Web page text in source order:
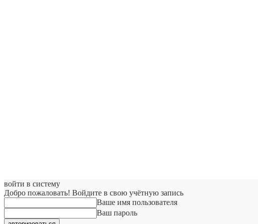
войти в систему
Добро пожаловать! Войдите в свою учётную запись
Ваше имя пользователя
Ваш пароль